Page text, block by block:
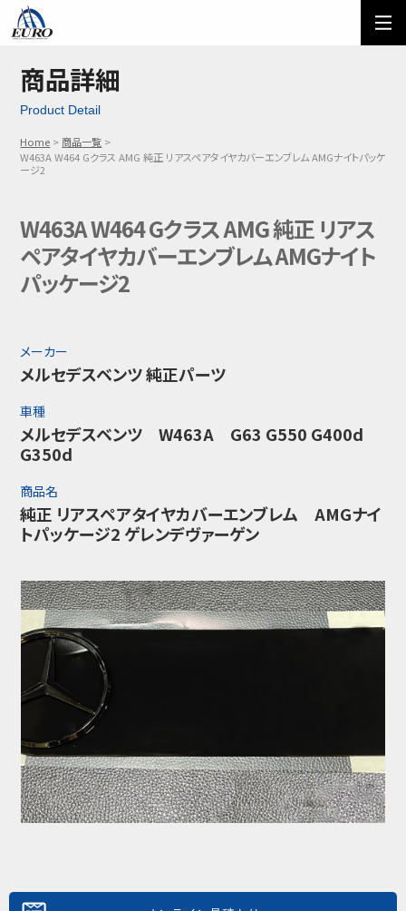
ご利用方法
メール問い合わせ
03-5674-7742
商品詳細
Product Detail
Home
商品一覧
W463A W464 Gクラス AMG 純正 リアスペアタイヤカバーエンブレム AMGナイトパッケ
ージ2
W463A W464 Gクラス AMG 純正 リアス
ペアタイヤカバーエンブレム AMGナイト
パッケージ2
メーカー
メルセデスベンツ 純正パーツ
車種
メルセデスベンツ W463A G63 G550 G400d
G350d
商品名
純正 リアスペアタイヤカバーエンブレム AMGナイ
トパッケージ2 ゲレンデヴァーゲン